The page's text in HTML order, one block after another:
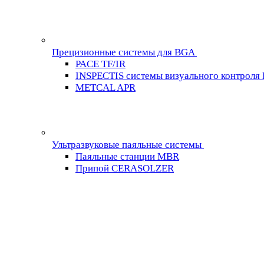
Прецизионные системы для BGA
PACE TF/IR
INSPECTIS системы визуального контроля
METCAL APR
Ультразвуковые паяльные системы
Паяльные станции MBR
Припой CERASOLZER